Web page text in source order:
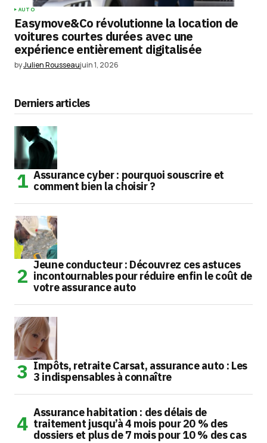
AUTO
Easymove&Co révolutionne la location de
voitures courtes durées avec une
expérience entièrement digitalisée
byJulien Rousseaujuin 1, 2026
Derniers articles
Assurance cyber : pourquoi souscrire et
comment bien la choisir ?
Jeune conducteur : Découvrez ces astuces
incontournables pour réduire enfin le coût de
votre assurance auto
Impôts, retraite Carsat, assurance auto : Les
3 indispensables à connaître
Assurance habitation : des délais de
traitement jusqu’à 4 mois pour 20 % des
dossiers et plus de 7 mois pour 10 % des cas